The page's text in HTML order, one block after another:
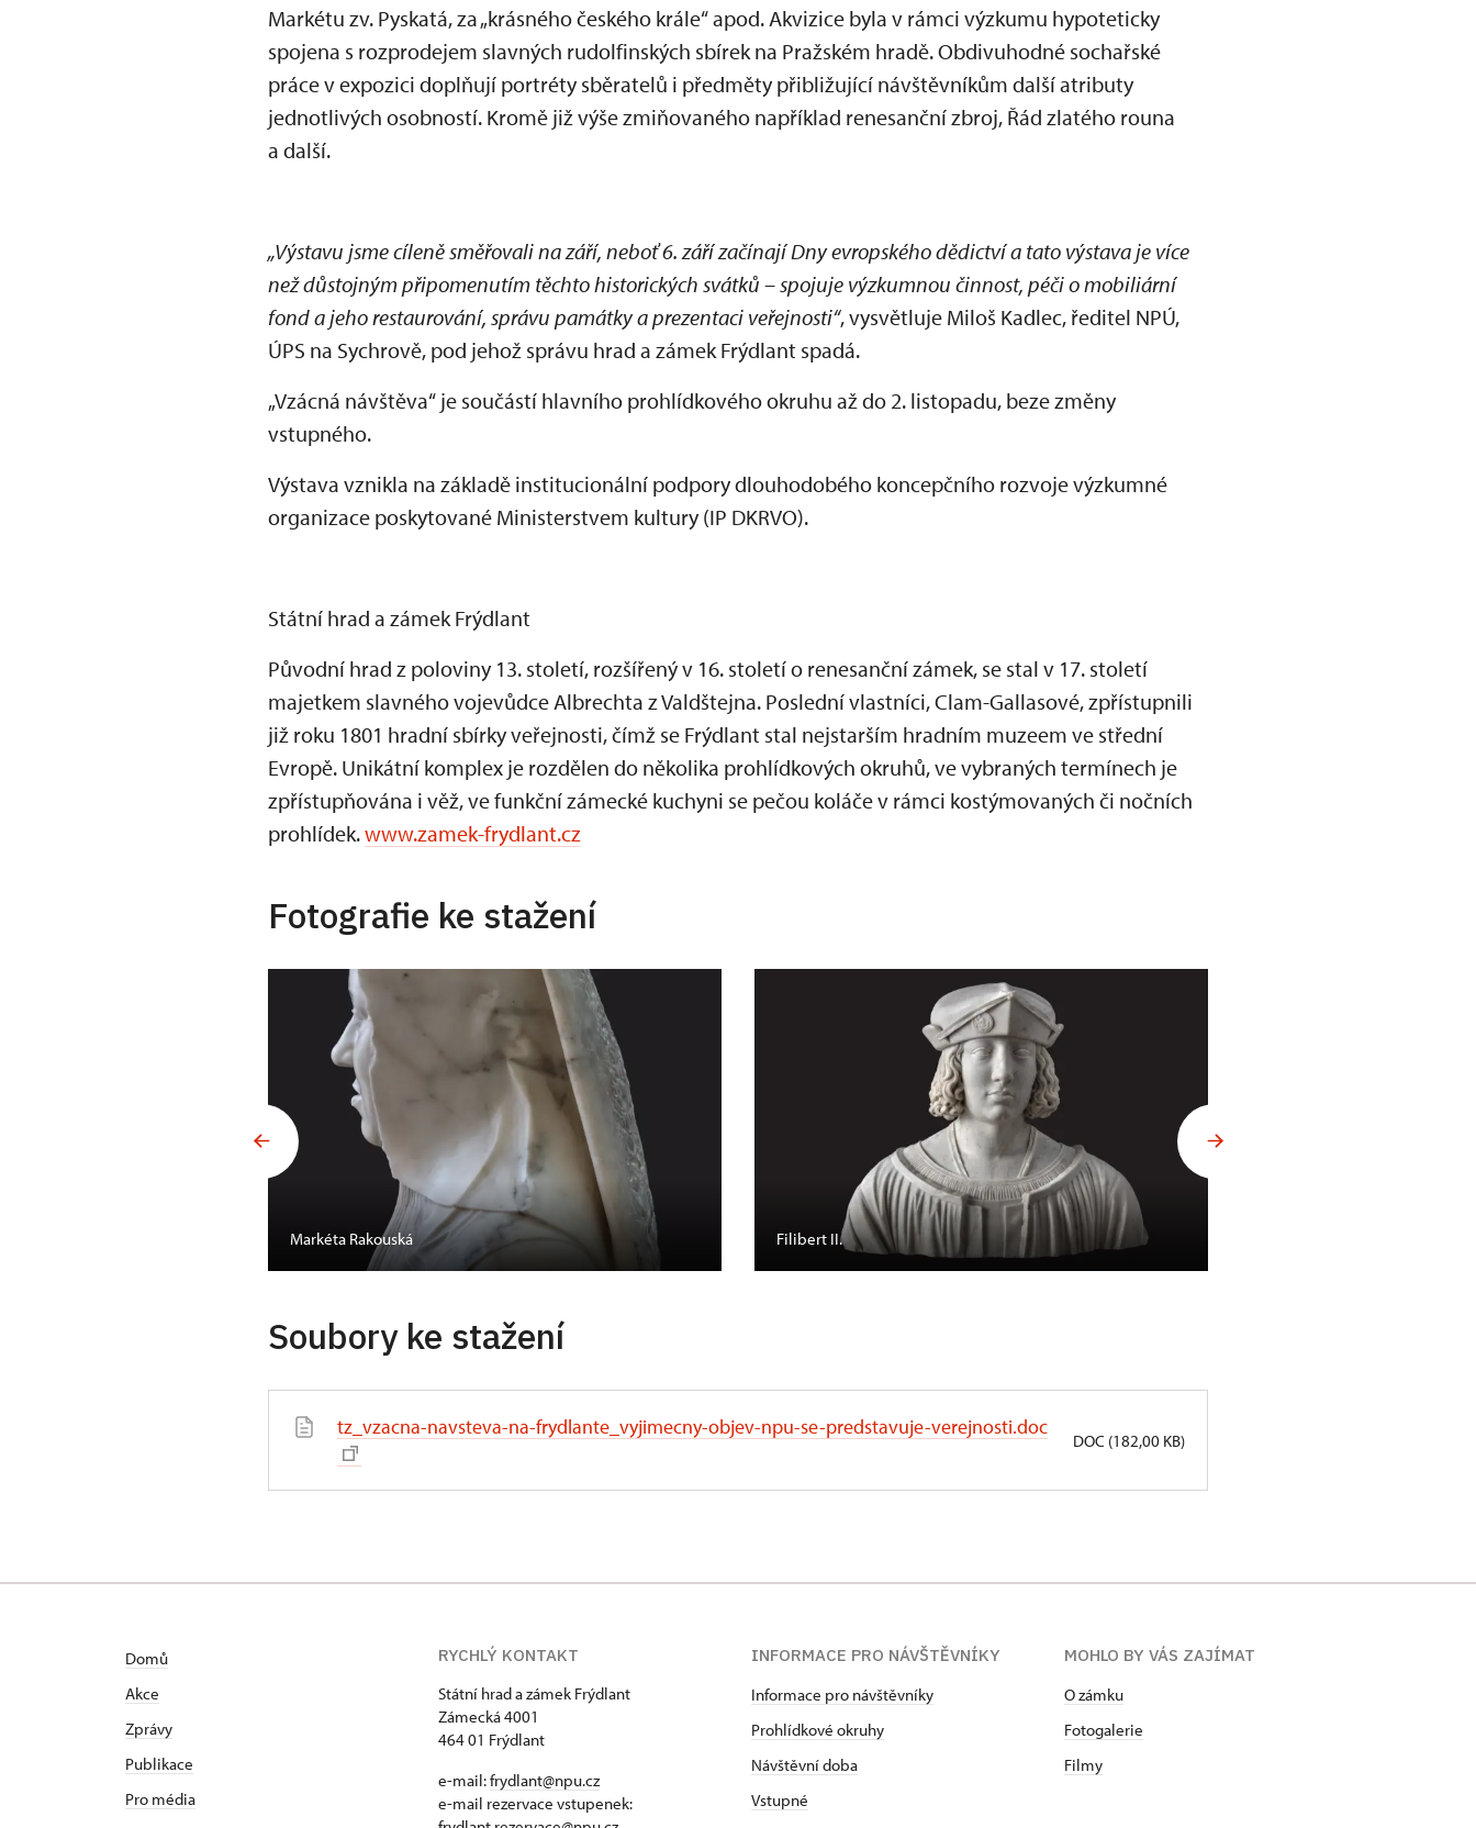
Markétu zv. Pyskatá, za „krásného českého krále“ apod. Akvizice byla v rámci výzkumu hypoteticky
spojena s rozprodejem slavných rudolfinských sbírek na Pražském hradě. Obdivuhodné sochařské
práce v expozici doplňují portréty sběratelů i předměty přibližující návštěvníkům další atributy
jednotlivých osobností. Kromě již výše zmiňovaného například renesanční zbroj, Řád zlatého rouna
a další.
„Výstavu jsme cíleně směřovali na září, neboť 6. září začínají Dny evropského dědictví a tato výstava je více
než důstojným připomenutím těchto historických svátků – spojuje výzkumnou činnost, péči o mobiliární
fond a jeho restaurování, správu památky a prezentaci veřejnosti“, vysvětluje Miloš Kadlec, ředitel NPÚ,
ÚPS na Sychrově, pod jehož správu hrad a zámek Frýdlant spadá.
„Vzácná návštěva“ je součástí hlavního prohlídkového okruhu až do 2. listopadu, beze změny
vstupného.
Výstava vznikla na základě institucionální podpory dlouhodobého koncepčního rozvoje výzkumné
organizace poskytované Ministerstvem kultury (IP DKRVO).
Státní hrad a zámek Frýdlant
Původní hrad z poloviny 13. století, rozšířený v 16. století o renesanční zámek, se stal v 17. století
majetkem slavného vojevůdce Albrechta z Valdštejna. Poslední vlastníci, Clam-Gallasové, zpřístupnili
již roku 1801 hradní sbírky veřejnosti, čímž se Frýdlant stal nejstarším hradním muzeem ve střední
Evropě. Unikátní komplex je rozdělen do několika prohlídkových okruhů, ve vybraných termínech je
zpřístupňována i věž, ve funkční zámecké kuchyni se pečou koláče v rámci kostýmovaných či nočních
prohlídek.www.zamek-frydlant.cz
Fotografie ke stažení
Markéta Rakouská Filibert II.
Soubory ke stažení
tz_vzacna-navsteva-na-frydlante_vyjimecny-objev-npu-se-predstavuje-verejnosti.doc
DOC (182,00 KB)
Domů
Akce
Zprávy
Publikace
Pro média
RYCHLÝ KONTAKT
Státní hrad a zámek Frýdlant
Zámecká 4001
464 01 Frýdlant
e-mail:frydlant@npu.cz
e-mail rezervace vstupenek:
INFORMACE PRO NÁVŠTĚVNÍKY
Informace pro návštěvníky
Prohlídkové okruhy
Návštěvní doba
Vstupné
MOHLO BY VÁS ZAJÍMAT
O zámku
Fotogalerie
Filmy